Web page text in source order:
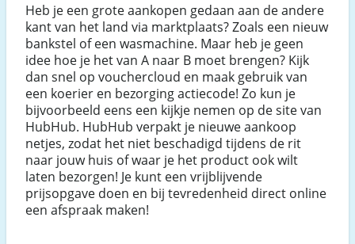
Heb je een grote aankopen gedaan aan de andere
kant van het land via marktplaats? Zoals een nieuw
bankstel of een wasmachine. Maar heb je geen
idee hoe je het van A naar B moet brengen? Kijk
dan snel op vouchercloud en maak gebruik van
een koerier en bezorging actiecode! Zo kun je
bijvoorbeeld eens een kijkje nemen op de site van
HubHub. HubHub verpakt je nieuwe aankoop
netjes, zodat het niet beschadigd tijdens de rit
naar jouw huis of waar je het product ook wilt
laten bezorgen! Je kunt een vrijblijvende
prijsopgave doen en bij tevredenheid direct online
een afspraak maken!